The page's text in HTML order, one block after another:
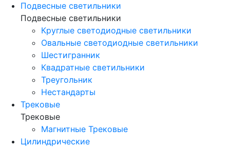
Подвесные светильники
Подвесные светильники
Круглые светодиодные светильники
Овальные светодиодные светильники
Шестигранник
Квадратные светильники
Треугольник
Нестандарты
Трековые
Трековые
Магнитные Трековые
Цилиндрические